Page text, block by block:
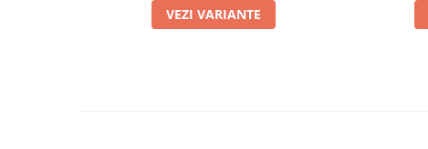
VEZI VARIANTE